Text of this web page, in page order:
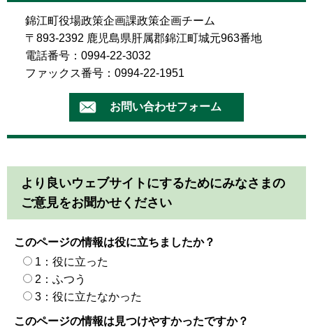
錦江町役場政策企画課政策企画チーム
〒893-2392 鹿児島県肝属郡錦江町城元963番地
電話番号：0994-22-3032
ファックス番号：0994-22-1951
より良いウェブサイトにするためにみなさまの
ご意見をお聞かせください
このページの情報は役に立ちましたか？
1：役に立った
2：ふつう
3：役に立たなかった
このページの情報は見つけやすかったですか？